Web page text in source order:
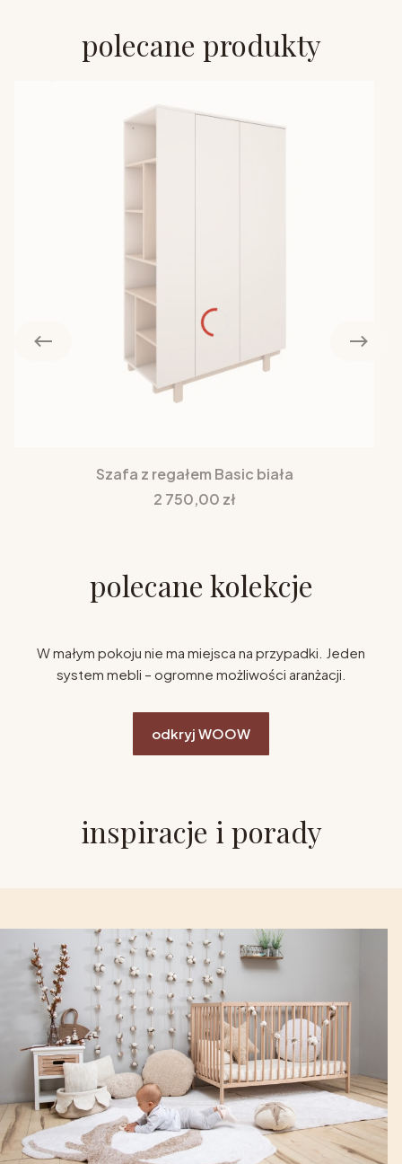
polecane produkty
Szafa z regałem Basic biała
Cena
2 750,00 zł
polecane kolekcje
W małym pokoju nie ma miejsca na przypadki. Jeden
system mebli – ogromne możliwości aranżacji.
odkryj WOOW
inspiracje i porady